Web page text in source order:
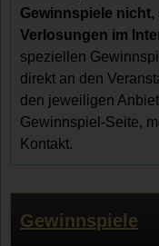
Gewinnspiele
Verlosungen im
speziellen
direkt an den
den jeweiligen
Gewinnspiel-Seite,
Kontakt.
Gewinnspiele